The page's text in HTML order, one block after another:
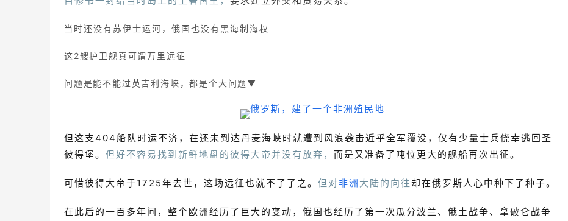
当时还没有苏伊士运河，俄国也没有黑海制海权
这2艘护卫舰真可谓万里远征
问题是能不能过英吉利海峡，都是个大问题▼
但这支404船队时运不济，在还未到达丹麦海峡时就遭到风浪袭击近乎全军覆没，仅有少量士兵侥幸逃回圣
彼得堡。 但好不容易找到新鲜地盘的彼得大帝并没有放弃， 而是又准备了吨位更大的舰船再次出征。
可惜彼得大帝于1725年去世，这场远征也就不了了之。 但对非洲 大陆的向往却在俄罗斯人心中种下了种子。
在此后的一百多年间，整个欧洲经历了巨大的变动，俄国也经历了第一次瓜分波兰、俄土战争、拿破仑战争